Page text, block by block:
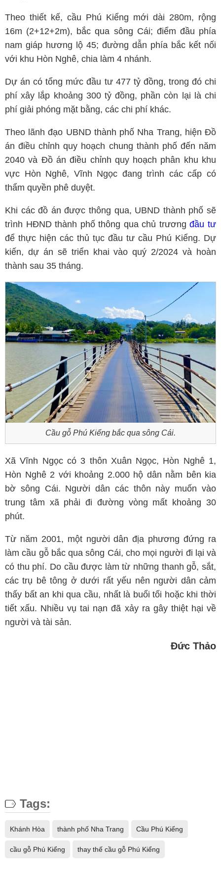
Theo thiết kế, cầu Phú Kiểng mới dài 280m, rộng
16m (2+12+2m), bắc qua sông Cái; điểm đầu phía
nam giáp hương lộ 45; đường dẫn phía bắc kết nối
với khu Hòn Nghê, chia làm 4 nhánh.
Dự án có tổng mức đầu tư 477 tỷ đồng, trong đó chi
phí xây lắp khoảng 300 tỷ đồng, phần còn lại là chi
phí giải phóng mặt bằng, các chi phí khác.
Theo lãnh đạo UBND thành phố Nha Trang, hiện Đồ
án điều chỉnh quy hoạch chung thành phố đến năm
2040 và Đồ án điều chỉnh quy hoạch phân khu khu
vực Hòn Nghê, Vĩnh Ngọc đang trình các cấp có
thẩm quyền phê duyệt.
Khi các đồ án được thông qua, UBND thành phố sẽ
trình HĐND thành phố thông qua chủ trươngđầu tư
để thực hiện các thủ tục đầu tư cầu Phú Kiểng. Dự
kiến, dự án sẽ triển khai vào quý 2/2024 và hoàn
thành sau 35 tháng.
Cầu gỗ Phú Kiểng bắc qua sông Cái.
Xã Vĩnh Ngọc có 3 thôn Xuân Ngọc, Hòn Nghê 1,
Hòn Nghê 2 với khoảng 2.000 hộ dân nằm bên kia
bờ sông Cái. Người dân các thôn này muốn vào
trung tâm xã phải đi đường vòng mất khoảng 30
phút.
Từ năm 2001, một người dân địa phương đứng ra
làm cầu gỗ bắc qua sông Cái, cho mọi người đi lại và
có thu phí. Do cầu được làm từ những thanh gỗ, sắt,
các trụ bê tông ở dưới rất yếu nên người dân cảm
thấy bất an khi qua cầu, nhất là buổi tối hoặc khi thời
tiết xấu. Nhiều vụ tai nạn đã xảy ra gây thiệt hại về
người và tài sản.
Đức Thảo
Tags:
Khánh Hòa thành phố Nha Trang Cầu Phú Kiểng
cầu gỗ Phú Kiểng thay thế cầu gỗ Phú Kiểng